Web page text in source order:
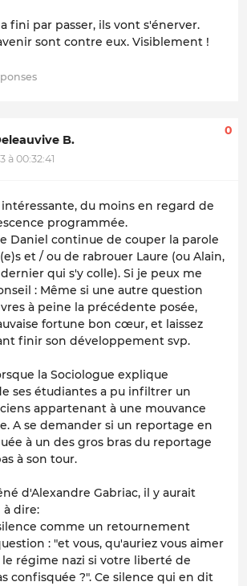
fini par passer, ils vont s'énerver.
sont contre eux. Visiblement !
B.
à 00:32:41
0
du moins en regard de
programmée.
Daniel continue de couper la parole
et / ou de rabrouer Laure (ou Alain,
qui s'y colle). Si je peux me
: Même si une autre question
à peine la précédente posée,
fortune bon cœur, et laissez
finir son développement svp.
la Sociologue explique
ses étudiantes a pu infiltrer un
appartenant à une mouvance
A se demander si un reportage en
à un des gros bras du reportage
à son tour.
d'Alexandre Gabriac, il y aurait
à dire:
comme un retournement
: "et vous, qu'auriez vous aimer
régime nazi si votre liberté de
confisquée ?". Ce silence qui en dit